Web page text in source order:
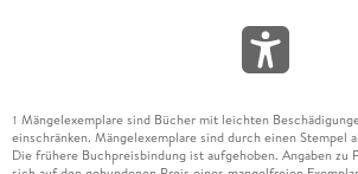
1 Mängelexemplare sind Bücher mit leichten
einschränken. Mängelexemplare sind durch einen Stempel
Die frühere Buchpreisbindung ist aufgehoben. Angaben zu